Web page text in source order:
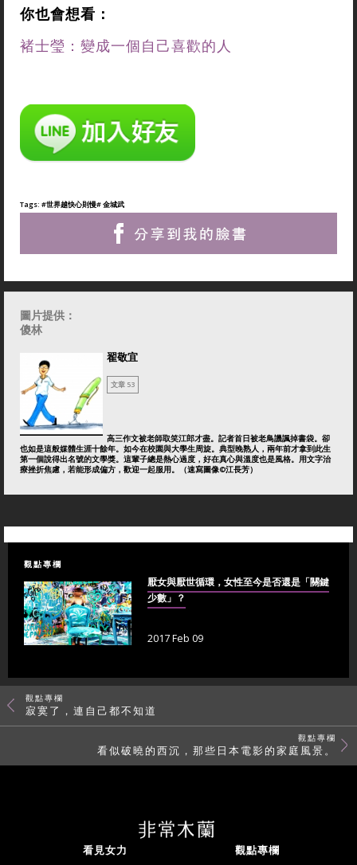
你也會想看：
褚士瑩：變成一個自己喜歡的人
Tags: #世界越快心則慢# 金城武
圖片提供：
傻林
翟敬宜
文章 53
高三作文被老師取笑江郎才盡。記者首日被老鳥譏諷掉書袋。卻
也如是這般媒體生涯十餘年。如今在校園與大學生周旋。典型晚熟人，兩年前才拿到此生
第一個說得出名號的文學獎。這輩子總是熱心過度，好在真心與溫度也是風格。用文字治
療挫折焦慮，若能形成偏方，歡迎一起服用。（速寫圖像©江長芳）
觀點專欄
厭女與厭世循環，女性至今是否還是「關鍵
少數」？
2017 Feb 09
觀點專欄
寂寞了，連自己都不知道
觀點專欄
看似破曉的西沉，那些日本電影的家庭風景。
看見女力 觀點專欄